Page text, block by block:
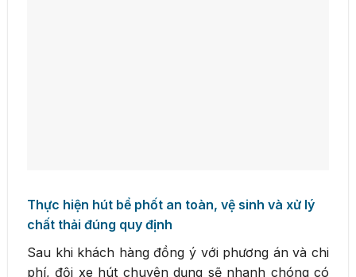
Thực hiện hút bể phốt an toàn, vệ sinh và xử lý
chất thải đúng quy định
Sau khi khách hàng đồng ý với phương án và chi
phí, đội xe hút chuyên dụng sẽ nhanh chóng có